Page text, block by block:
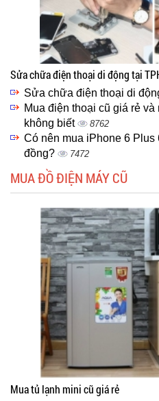
Sửa chữa điện thoại di động tại
Sửa chữa điện thoại di
Mua điện thoại cũ giá rẻ
không biết
8762
Có nên mua iPhone 6 Plus
đồng?
7472
MUA ĐỒ ĐIỆN MÁY CŨ
Mua tủ lạnh mini cũ giá rẻ